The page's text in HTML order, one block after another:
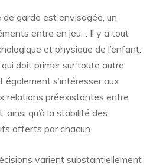
garde est envisagée, un
entre en jeu… Il y a tout
et physique de l’enfant:
doit primer sur toute autre
également s’intéresser aux
relations préexistantes entre
ainsi qu’à la stabilité des
offerts par chacun.
varient substantiellement